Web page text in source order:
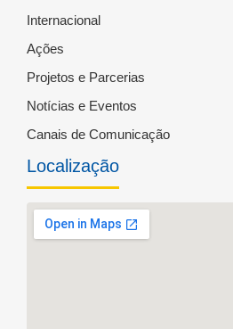
Internacional
Ações
Projetos e Parcerias
Notícias e Eventos
Canais de Comunicação
Localização